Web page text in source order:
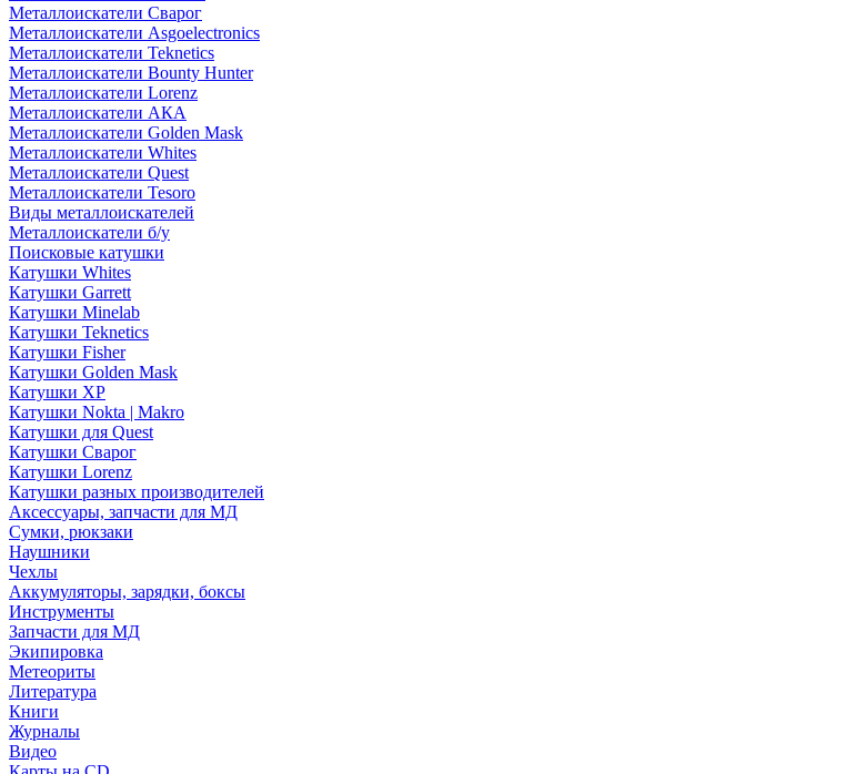
Металлоискатели Сварог
Металлоискатели Asgoelectronics
Металлоискатели Teknetics
Металлоискатели Bounty Hunter
Металлоискатели Lorenz
Металлоискатели АКА
Металлоискатели Golden Mask
Металлоискатели Whites
Металлоискатели Quest
Металлоискатели Tesoro
Виды металлоискателей
Металлоискатели б/у
Поисковые катушки
Катушки Whites
Катушки Garrett
Катушки Minelab
Катушки Teknetics
Катушки Fisher
Катушки Golden Mask
Катушки XP
Катушки Nokta | Makro
Катушки для Quest
Катушки Сварог
Катушки Lorenz
Катушки разных производителей
Аксессуары, запчасти для МД
Сумки, рюкзаки
Наушники
Чехлы
Аккумуляторы, зарядки, боксы
Инструменты
Запчасти для МД
Экипировка
Метеориты
Литература
Книги
Журналы
Видео